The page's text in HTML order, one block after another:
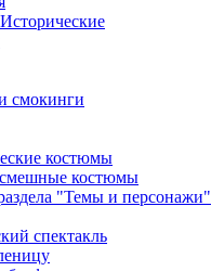
смокинги
костюмы
костюмы
"Темы и персонажи"
спектакль